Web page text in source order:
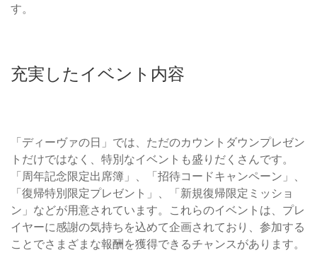
す。
充実したイベント内容
「ディーヴァの日」では、ただのカウントダウンプレゼン
トだけではなく、特別なイベントも盛りだくさんです。
「周年記念限定出席簿」、「招待コードキャンペーン」、
「復帰特別限定プレゼント」、「新規復帰限定ミッショ
ン」などが用意されています。これらのイベントは、プレ
イヤーに感謝の気持ちを込めて企画されており、参加する
ことでさまざまな報酬を獲得できるチャンスがあります。